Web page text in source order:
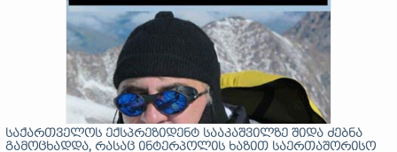
საქართველოს ექსპრეზიდენტ სააკაშვილზე შიდა ძებნა
გამოცხადდა, რასაც ინტერპოლის ხაზით საერთაშორისო